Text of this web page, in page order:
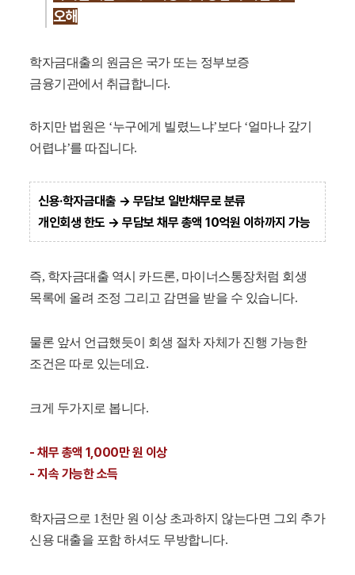
오해
학자금대출의 원금은 국가 또는 정부보증
금융기관에서 취급합니다.
하지만 법원은 ‘누구에게 빌렸느냐’보다 ‘얼마나 갚기
어렵냐’를 따집니다.
신용·학자금대출 → 무담보 일반채무로 분류
개인회생 한도 → 무담보 채무 총액 10억원 이하까지 가능
즉, 학자금대출 역시 카드론, 마이너스통장처럼 회생
목록에 올려 조정 그리고 감면을 받을 수 있습니다.
물론 앞서 언급했듯이 회생 절차 자체가 진행 가능한
조건은 따로 있는데요.
크게 두가지로 봅니다.
- 채무 총액 1,000만 원 이상
- 지속 가능한 소득
학자금으로 1천만 원 이상 초과하지 않는다면 그외 추가
신용 대출을 포함 하셔도 무방합니다.